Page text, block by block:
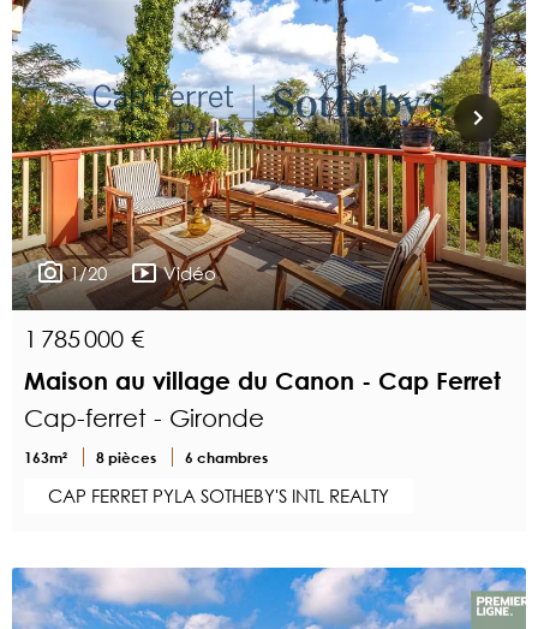
1/20 Vidéo
1 785 000 €
Maison au village du Canon - Cap Ferret
Cap-ferret - Gironde
163m² 8 pièces 6 chambres
CAP FERRET PYLA SOTHEBY'S INTL REALTY